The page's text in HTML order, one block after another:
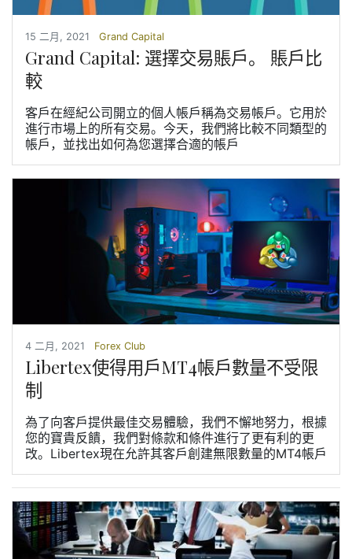
15 二月, 2021 Grand Capital
Grand Capital: 選擇交易賬戶。 賬戶比
較
客戶在經紀公司開立的個人帳戶稱為交易帳戶。它用於
進行市場上的所有交易。今天，我們將比較不同類型的
帳戶，並找出如何為您選擇合適的帳戶
4 二月, 2021 Forex Club
Libertex使得用戶MT4帳戶數量不受限
制
為了向客戶提供最佳交易體驗，我們不懈地努力，根據
您的寶貴反饋，我們對條款和條件進行了更有利的更
改。Libertex現在允許其客戶創建無限數量的MT4帳戶